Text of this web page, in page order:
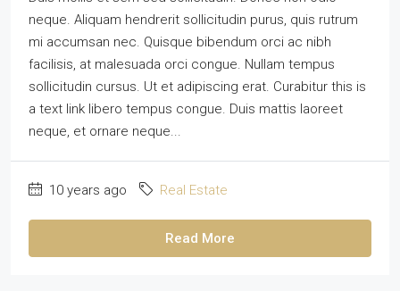
neque. Aliquam hendrerit sollicitudin purus, quis rutrum
mi accumsan nec. Quisque bibendum orci ac nibh
facilisis, at malesuada orci congue. Nullam tempus
sollicitudin cursus. Ut et adipiscing erat. Curabitur this is
a text link libero tempus congue. Duis mattis laoreet
neque, et ornare neque...
10 years ago Real Estate
Read More